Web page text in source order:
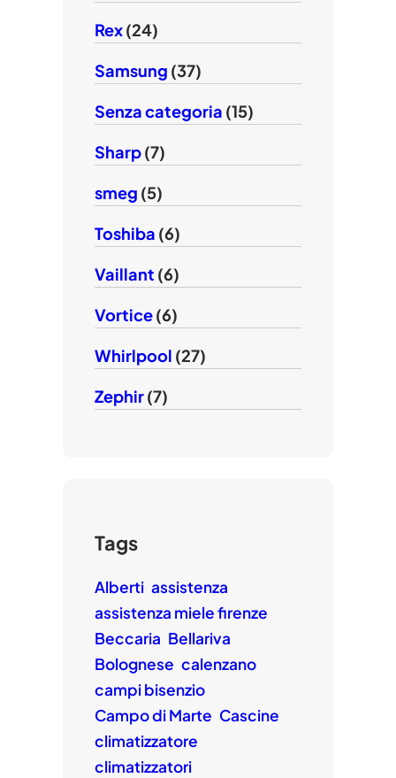
Rex(24)
Samsung (37)
Senza categoria (15)
Sharp(7)
smeg (5)
Toshiba (6)
Vaillant (6)
Vortice(6)
Whirlpool (27)
Zephir(7)
Tags
Alberti assistenza
assistenza miele firenze
Beccaria Bellariva
Bolognese calenzano
campi bisenzio
Campo di Marte Cascine
climatizzatore
climatizzatori